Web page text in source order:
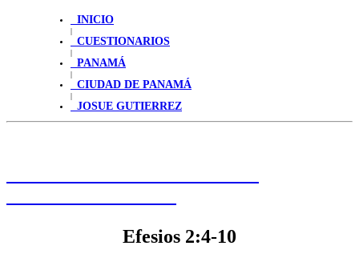
INICIO
|
CUESTIONARIOS
|
PANAMÁ
|
CIUDAD DE PANAMÁ
|
JOSUE GUTIERREZ
Efesios 2:4-10